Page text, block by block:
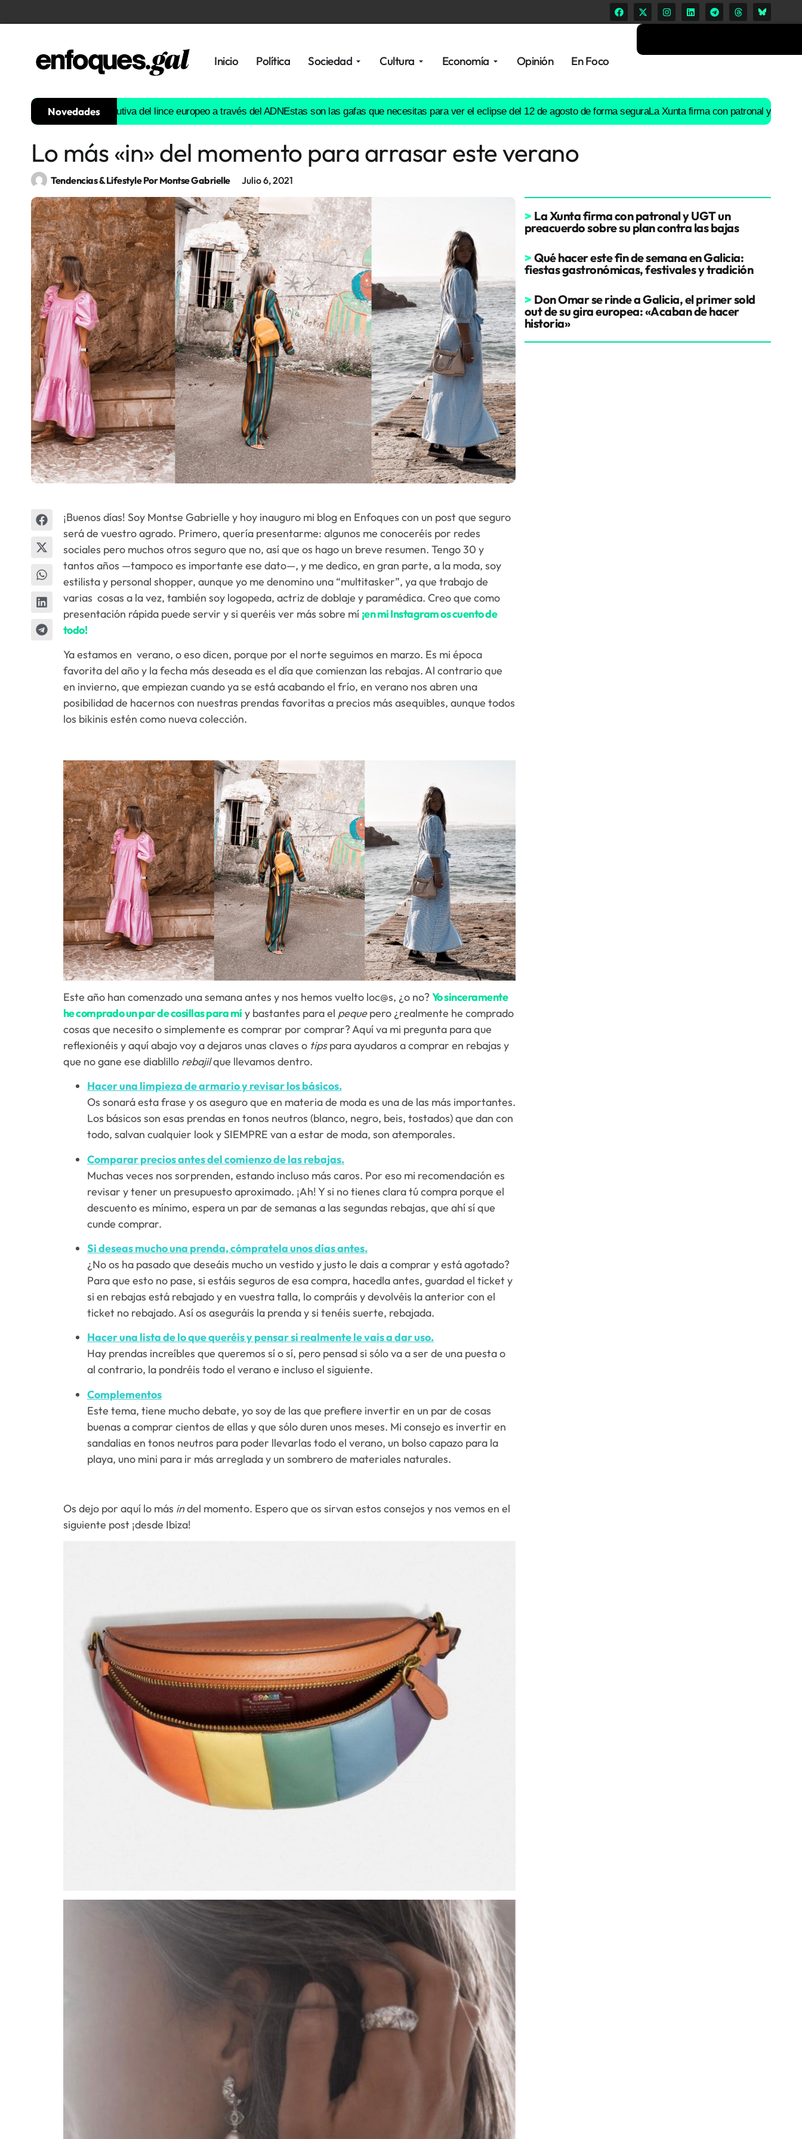
Inicio Política Sociedad Cultura Economía Opinión En Foco
Tendencias
Memoria
Histórica
Gastronomía
Escenarios
Sostenibilidad
Innova
Novedades
la historia evolutiva del lince europeo a través del ADNEstas son las gafas que necesitas para ver el eclipse del 12 de agosto de forma seguraLa Xunta firma con patronal y UGT un
Lo más «in» del momento para arrasar este verano
Tendencias & Lifestyle Por Montse Gabrielle Julio 6, 2021
¡Buenos días! Soy Montse Gabrielle y hoy inauguro mi blog en Enfoques con un post que seguro
será de vuestro agrado. Primero, quería presentarme: algunos me conoceréis por redes
sociales pero muchos otros seguro que no, así que os hago un breve resumen. Tengo 30 y
tantos años —tampoco es importante ese dato—, y me dedico, en gran parte, a la moda, soy
estilista y personal shopper, aunque yo me denomino una “multitasker”, ya que trabajo de
varias cosas a la vez, también soy logopeda, actriz de doblaje y paramédica. Creo que como
presentación rápida puede servir y si queréis ver más sobre mí ¡en mi Instagram os cuento de
todo!
Ya estamos en verano, o eso dicen, porque por el norte seguimos en marzo. Es mi época
favorita del año y la fecha más deseada es el día que comienzan las rebajas. Al contrario que
en invierno, que empiezan cuando ya se está acabando el frío, en verano nos abren una
posibilidad de hacernos con nuestras prendas favoritas a precios más asequibles, aunque todos
los bikinis estén como nueva colección.
Este año han comenzado una semana antes y nos hemos vuelto loc@s, ¿o no?Yo sinceramente
he comprado un par de cosillas para míy bastantes para el pequepero ¿realmente he comprado
cosas que necesito o simplemente es comprar por comprar? Aquí va mi pregunta para que
reflexionéis y aquí abajo voy a dejaros unas claves otipspara ayudaros a comprar en rebajas y
que no gane ese diablillo rebajilque llevamos dentro.
Hacer una limpieza de armario y revisar los básicos.
Os sonará esta frase y os aseguro que en materia de moda es una de las más importantes.
Los básicos son esas prendas en tonos neutros (blanco, negro, beis, tostados) que dan con
todo, salvan cualquier look y SIEMPRE van a estar de moda, son atemporales.
Comparar precios antes del comienzo de las rebajas.
Muchas veces nos sorprenden, estando incluso más caros. Por eso mi recomendación es
revisar y tener un presupuesto aproximado. ¡Ah! Y si no tienes clara tú compra porque el
descuento es mínimo, espera un par de semanas a las segundas rebajas, que ahí sí que
cunde comprar.
Si deseas mucho una prenda, cómpratela unos días antes.
¿No os ha pasado que deseáis mucho un vestido y justo le dais a comprar y está agotado?
Para que esto no pase, si estáis seguros de esa compra, hacedla antes, guardad el ticket y
si en rebajas está rebajado y en vuestra talla, lo compráis y devolvéis la anterior con el
ticket no rebajado. Así os aseguráis la prenda y si tenéis suerte, rebajada.
Hacer una lista de lo que queréis y pensar si realmente le vais a dar uso.
Hay prendas increíbles que queremos sí o sí, pero pensad si sólo va a ser de una puesta o
al contrario, la pondréis todo el verano e incluso el siguiente.
Complementos
Este tema, tiene mucho debate, yo soy de las que prefiere invertir en un par de cosas
buenas a comprar cientos de ellas y que sólo duren unos meses. Mi consejo es invertir en
sandalias en tonos neutros para poder llevarlas todo el verano, un bolso capazo para la
playa, uno mini para ir más arreglada y un sombrero de materiales naturales.
Os dejo por aquí lo más indel momento. Espero que os sirvan estos consejos y nos vemos en el
siguiente post ¡desde Ibiza!
> La Xunta firma con patronal y UGT un
preacuerdo sobre su plan contra las bajas
> Qué hacer este fin de semana en Galicia:
fiestas gastronómicas, festivales y tradición
> Don Omar se rinde a Galicia, el primer sold
out de su gira europea: «Acaban de hacer
historia»